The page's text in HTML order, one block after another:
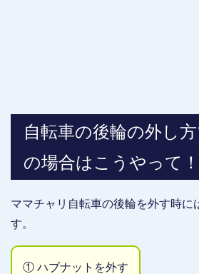
自転車の後輪の外し
の場合はこうやって！
ママチャリ自転車の後輪を外す時に
す。
① ハブナットを外す